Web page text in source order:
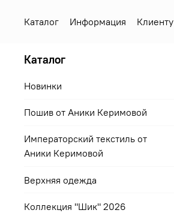
Каталог Информация Клиенту
Каталог
Новинки
Пошив от Аники Керимовой
Императорский текстиль от
Аники Керимовой
Верхняя одежда
Коллекция "Шик" 2026